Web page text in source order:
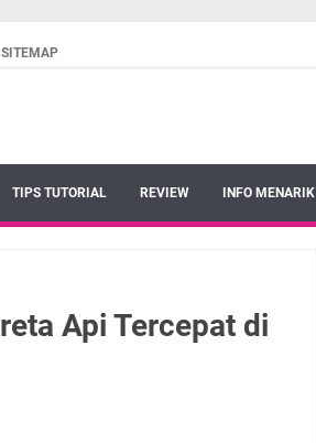
SITEMAP
TIPS TUTORIAL REVIEW INFO MENARIK
Api Tercepat di